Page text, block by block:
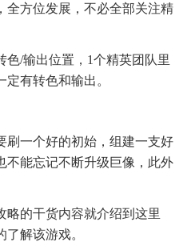
全方位发展，不必全部关注精
色/输出位置，1个精英团队里
有转色和输出。
刷一个好的初始，组建一支好
不能忘记不断升级巨像，此外
略的干货内容就介绍到这里
解该游戏。